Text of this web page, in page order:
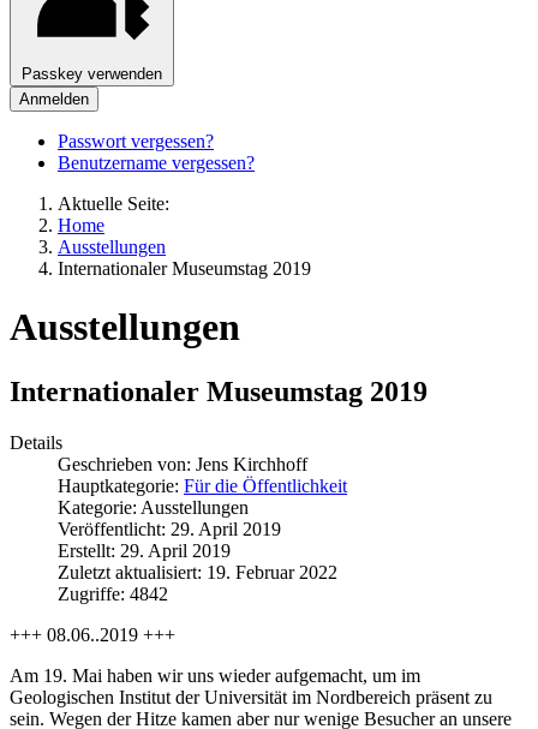
Passkey verwenden
Anmelden
Passwort vergessen?
Benutzername vergessen?
Aktuelle Seite:
Home
Ausstellungen
Internationaler Museumstag 2019
Ausstellungen
Internationaler Museumstag 2019
Details
Geschrieben von: Jens Kirchhoff
Hauptkategorie: Für die Öffentlichkeit
Kategorie: Ausstellungen
Veröffentlicht: 29. April 2019
Erstellt: 29. April 2019
Zuletzt aktualisiert: 19. Februar 2022
Zugriffe: 4842
+++ 08.06..2019 +++
Am 19. Mai haben wir uns wieder aufgemacht, um im
Geologischen Institut der Universität im Nordbereich präsent zu
sein. Wegen der Hitze kamen aber nur wenige Besucher an unsere